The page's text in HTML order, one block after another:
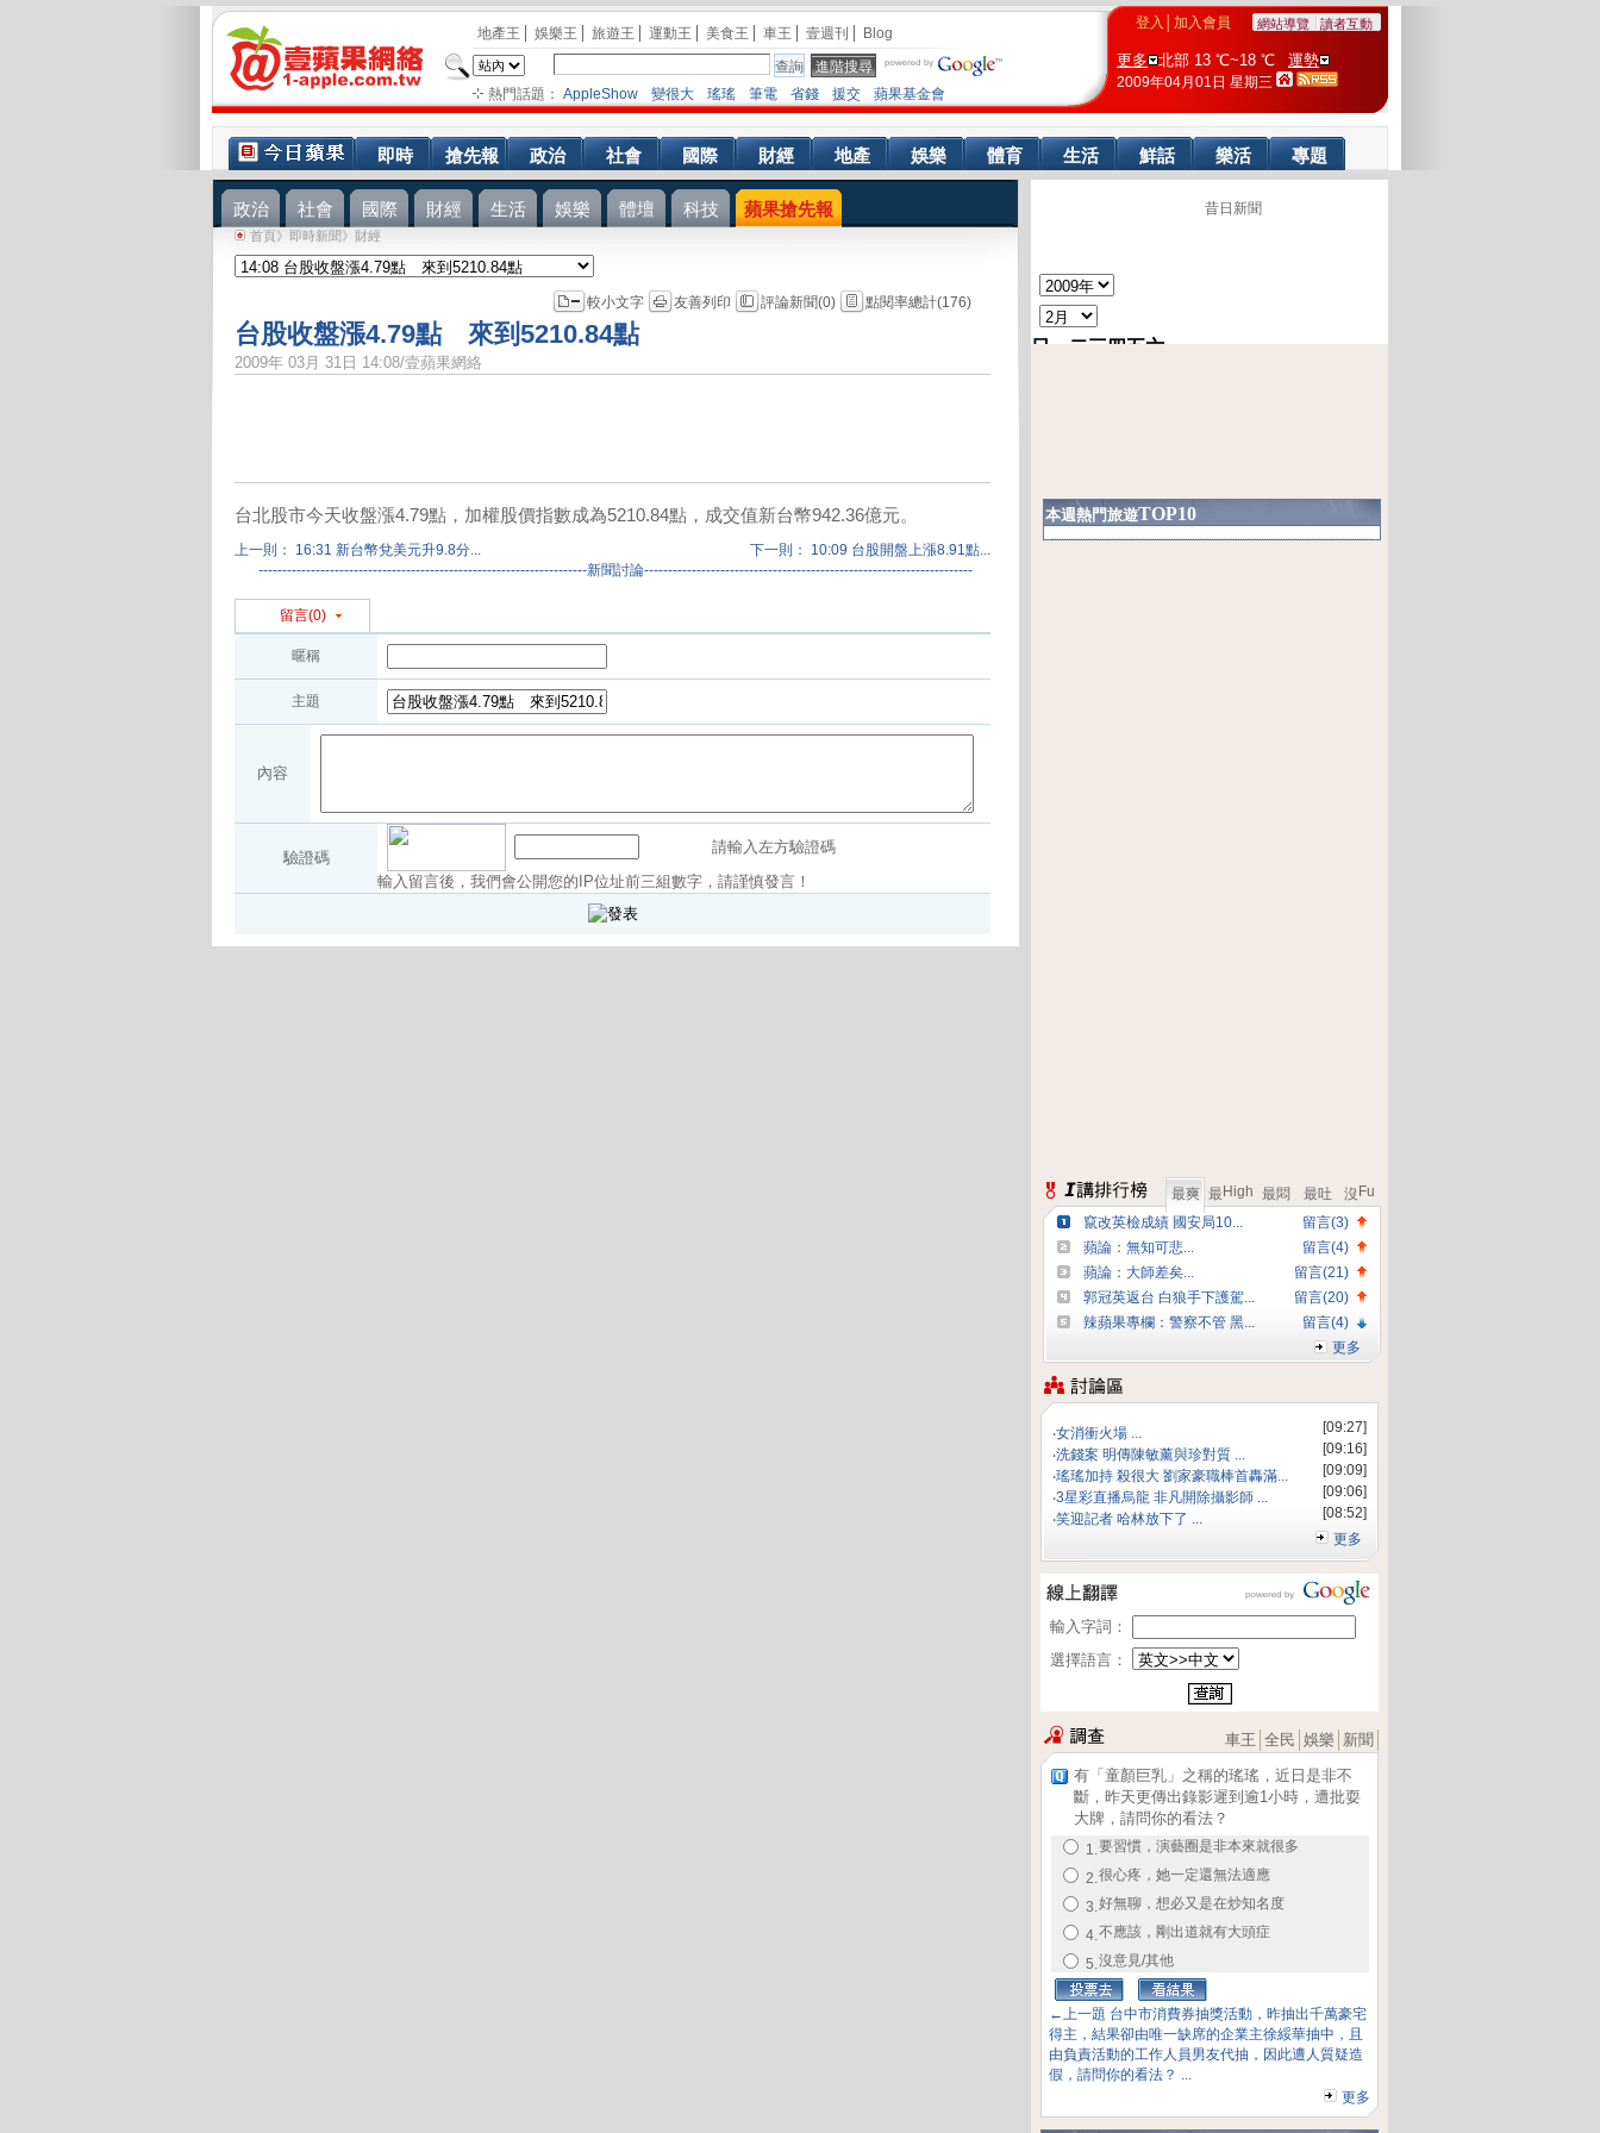
地產王 娛樂王 旅遊王 運動王 美食王 車王 壹週刊 Blog
熱門話題： AppleShow 變很大 瑤瑤 筆電 省錢 援交 蘋果基金會
登入 加入會員 網站導覽 讀者互動
更多 北部 13 ℃~18 ℃ 運勢
2009年04月01日 星期三
即時 搶先報 政治 社會 國際 財經 地產 娛樂 體育 生活 鮮話 樂活 專題
政治 社會 國際 財經 生活 娛樂 體壇 科技 蘋果搶先報
首頁》 即時新聞》財經
點閱率總計(176)
評論新聞(0)
友善列印
較小文字
台股收盤漲4.79點 來到5210.84點
2009年 03月 31日 14:08/壹蘋果網絡
台北股市今天收盤漲4.79點，加權股價指數成為5210.84點，成交值新台幣942.36億元。
上一則： 16:31 新台幣兌美元升9.8分...
下一則： 10:09 台股開盤上漲8.91點...
---------------------------------------------------------------------新聞討論---------------------------------------------------------------------
留言(0)
暱稱
主題
內容
驗證碼
請輸入左方驗證碼
輸入留言後，我們會公開您的IP位址前三組數字，請謹慎發言！
沒 Fu
最吐
最悶
最 High
最爽
竄改英檢成績 國安局10...
留言(3)
蘋論：無知可悲...
留言(4)
蘋論：大師差矣...
留言(21)
郭冠英返台 白狼手下護駕...
留言(20)
辣蘋果專欄：警察不管 黑...
留言(4)
更多
‧女消衝火場 ...
[09:27]
‧洗錢案 明傳陳敏薰與珍對質 ...
[09:16]
‧瑤瑤加持 殺很大 劉家豪職棒首轟滿...
[09:09]
‧3星彩直播烏龍 非凡開除攝影師 ...
[09:06]
‧笑迎記者 哈林放下了 ...
[08:52]
更多
輸入字詞：
選擇語言：
新聞
娛樂
全民
車王
有「童顏巨乳」之稱的瑤瑤，近日是非不
斷，昨天更傳出錄影遲到逾1小時，遭批耍
大牌，請問你的看法？
1.要習慣，演藝圈是非本來就很多
2.很心疼，她一定還無法適應
3.好無聊，想必又是在炒知名度
4.不應該，剛出道就有大頭症
5.沒意見/其他
←上一題 台中市消費券抽獎活動，昨抽出千萬豪宅
得主，結果卻由唯一缺席的企業主徐綏華抽中，且
由負責活動的工作人員男友代抽，因此遭人質疑造
假，請問你的看法？ ...
更多